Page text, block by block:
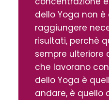
dello Yoga non è
raggiungere
risultati, perchè
sempre ulteriore
che lavorano
dello Yoga è
andare, è quello